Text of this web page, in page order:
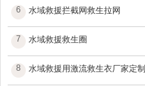
6 水域救援拦截网救生拉网
7 水域救援救生圈
8 水域救援用激流救生衣厂家定制